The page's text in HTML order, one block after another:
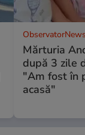
Mărturia
după 3 zile
"Am fost în
acasă"